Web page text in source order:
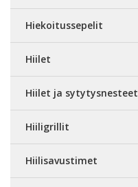
Hiekoitussepelit
Hiilet
Hiilet ja sytytysnesteet
Hiiligrillit
Hiilisavustimet